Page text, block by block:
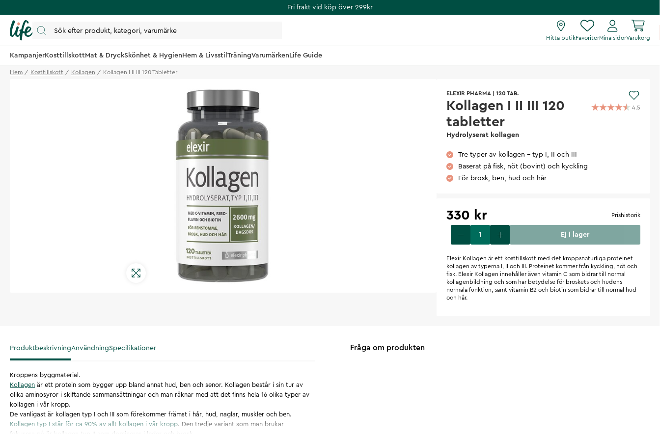
Fri frakt vid köp över 299kr
Hitta butikFavoriterMina sidorVarukorg
KampanjerKosttillskottMat & DryckSkönhet & HygienHem & Livsstil TräningVarumärkenLife Guide
Hem Kosttillskott Kollagen Kollagen I II III 120 Tabletter
ELEXIR PHARMA 120 TAB.
Kollagen I II III 120
tabletter
Hydrolyserat kollagen
4.5
Tre typer av kollagen – typ I, II och III
Baserat på fisk, nöt (bovint) och kyckling
För brosk, ben, hud och hår
330 kr Prishistorik
Ej i lager
Elexir Kollagen är ett kosttillskott med det kroppsnaturliga proteinet
kollagen av typerna I, II och III. Proteinet kommer från kyckling, nöt och
fisk. Elexir Kollagen innehåller även vitamin C som bidrar till normal
kollagenbildning och som har betydelse för broskets och hudens
normala funktion, samt vitamin B2 och biotin som bidrar till normal hud
och hår.
ProduktbeskrivningAnvändningSpecifikationer
Kroppens byggmaterial.
Kollagen är ett protein som bygger upp bland annat hud, ben och senor. Kollagen består i sin tur av
olika aminosyror i skiftande sammansättningar och man räknar med att det finns hela 16 olika typer av
kollagen i vår kropp.
De vanligast är kollagen typ I och III som förekommer främst i hår, hud, naglar, muskler och ben.
Kollagen typ I står för ca 90% av allt kollagen i vår kropp. Den tredje variant som man brukar
fokusera på är kollagen typ II som dominerar i leder och brosk.
Fråga om produkten